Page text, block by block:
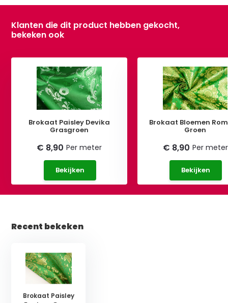
Klanten die dit product hebben gekocht,
bekeken ook
Brokaat Paisley Devika
Grasgroen
€ 8,90 Per meter
Bekijken
Brokaat Bloemen
Groen
€ 8,90 Per meter
Bekijken
Recent bekeken
Brokaat Paisley